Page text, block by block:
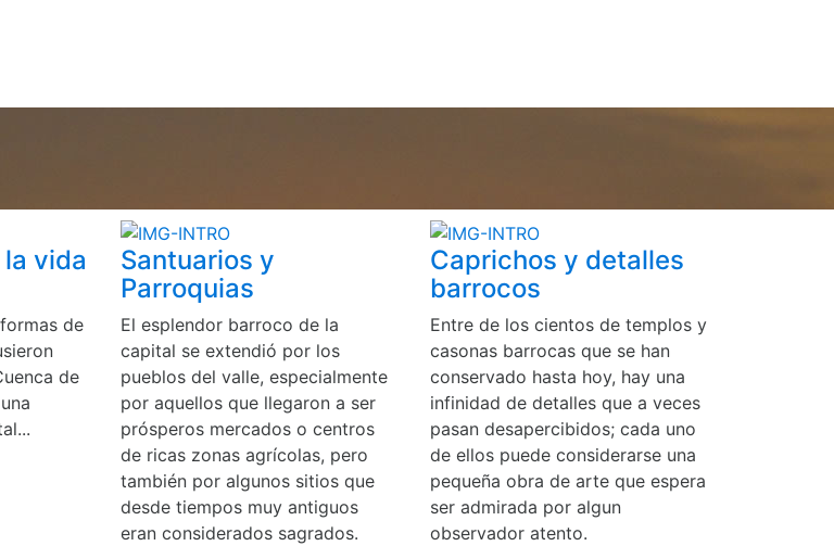
vida
de
de
Santuarios y
Parroquias
El esplendor barroco de la
capital se extendió por los
pueblos del valle, especialmente
por aquellos que llegaron a ser
prósperos mercados o centros
de ricas zonas agrícolas, pero
también por algunos sitios que
desde tiempos muy antiguos
eran considerados sagrados.
Caprichos y detalles
barrocos
Entre de los cientos de templos y
casonas barrocas que se han
conservado hasta hoy, hay una
infinidad de detalles que a veces
pasan desapercibidos; cada uno
de ellos puede considerarse una
pequeña obra de arte que espera
ser admirada por algun
observador atento.